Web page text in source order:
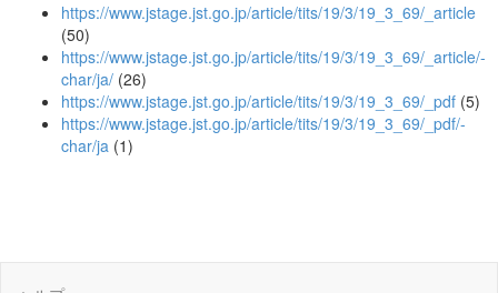
https://www.jstage.jst.go.jp/article/tits/19/3/19_3_69/_article
(50)
https://www.jstage.jst.go.jp/article/tits/19/3/19_3_69/_article/-
char/ja/ (26)
https://www.jstage.jst.go.jp/article/tits/19/3/19_3_69/_pdf (5)
https://www.jstage.jst.go.jp/article/tits/19/3/19_3_69/_pdf/-
char/ja (1)